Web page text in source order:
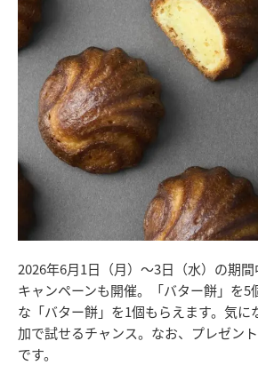
2026年6月1日（月）～3日（水）の期
キャンペーンも開催。「バター餅」を5
な「バター餅」を1個もらえます。気に
加で試せるチャンス。なお、プレゼン
です。